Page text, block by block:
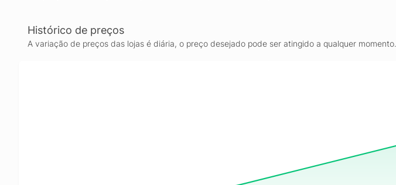
Histórico de preços
A variação de preços das lojas é diária, o preço desejado pode ser atingido a qualquer momento.